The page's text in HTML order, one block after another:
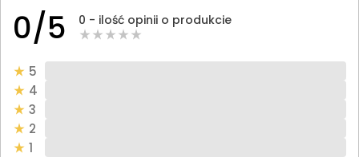
0/5 0 - ilość opinii o produkcie
5
4
3
2
1